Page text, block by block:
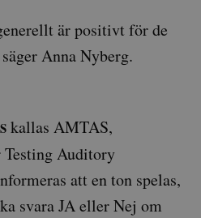
är positivt för de
Anna Nyberg.
kallas AMTAS,
Auditory
att en ton spelas,
svara JA eller Nej om
cookie. Det är
nödvändigt
Script.com
Leverantör
Beskrivning